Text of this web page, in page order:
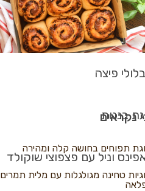
פיצה
בננות
וניל עם פצפוצי שוקולד
נקראים
תפוחים בחושה קלה ומהירה
טחינה מגולגלות עם מלית תמרים